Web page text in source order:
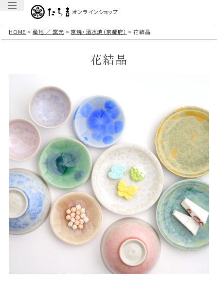
オンラインショップ
HOME 産地 ／ 窯元 京焼・清水焼（京都府） 花結晶
花結晶